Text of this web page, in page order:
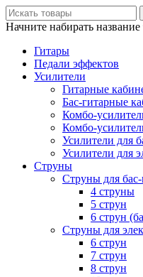
Начните набирать
Гитары
Педали эффектов
Усилители
Гитарные
Бас-гитарные
Комбо-
Комбо-
Усилители для
Усилители для
Струны
Струны для
4 струны
5 струн
6 струн
Струны для
6 струн
7 струн
8 струн